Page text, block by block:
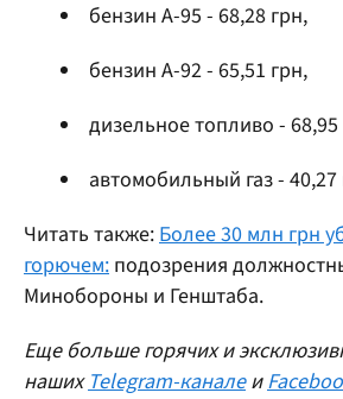
бензин А-95 - 68,28 грн,
бензин А-92 - 65,51 грн,
дизельное топливо - 68,95
автомобильный газ - 40,27
Читать также:Более 30 млн грн
горючем: подозрения
Минобороны и Генштаба.
Еще больше горячих и
нашихTelegram-канале и